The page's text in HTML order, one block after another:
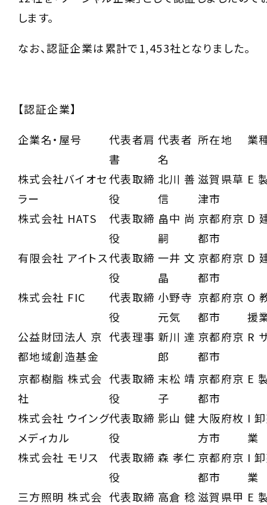
します。
なお、認証企業は累計で1,453社となりました。
【認証企業】
企業名・屋号
代表者肩
書
代表者
名
所在地 業
株式会社バイオセ
ラー
代表取締
役
北川 善
信
滋賀県草
津市
E
株式会社 HATS
代表取締
役
畠中 尚
嗣
京都府京
都市
D
有限会社 アイトス代表取締
役
一井 文
晶
京都府京
都市
D
株式会社 FIC
代表取締
役
小野寺
元気
京都府京
都市
O
援
公益財団法人 京
都地域創造基金
代表理事 新川 達
郎
京都府京
都市
R
京都樹脂 株式会
社
代表取締
役
末松 靖
子
京都府京
都市
E
株式会社 ウイング
メディカル
代表取締
役
影山 健 大阪府枚
方市
I
業
株式会社 モリス
代表取締
役
森 孝仁 京都府京
都市
I
業
三方照明 株式会 代表取締 高倉 稔滋賀県甲 E